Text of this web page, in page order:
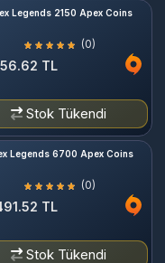
Legends 2150 Apex Coins
(0)
TL
Stok Tükendi
Legends 6700 Apex Coins
(0)
TL
Stok Tükendi